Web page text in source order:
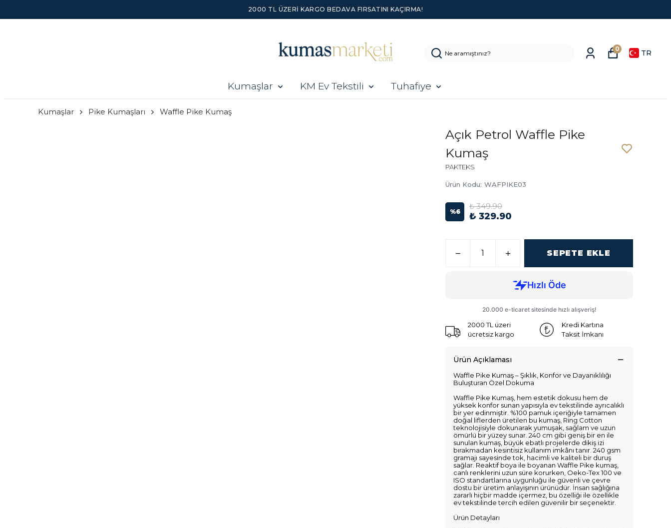
2000 TL ÜZERI KARGO BEDAVA FIRSATINI KAÇIRMA!
Kumaşlar KM Ev Tekstili Tuhafiye
0 TR
Kumaşlar Pike Kumaşları Waffle Pike Kumaş
Açık Petrol Waffle Pike
Kumaş
PAKTEKS
Ürün Kodu: WAFPIKE03
%6
₺ 349.90
₺ 329.90
SEPETE EKLE
2000 TL üzeri
ücretsiz kargo
Kredi Kartına
Taksit İmkanı
Ürün Açıklaması
Waffle Pike Kumaş – Şıklık, Konfor ve Dayanıklılığı
Buluşturan Özel Dokuma
Waffle Pike Kumaş, hem estetik dokusu hem de
yüksek konfor sunan yapısıyla ev tekstilinde ayrıcalıklı
bir yer edinmiştir. %100 pamuk içeriğiyle tamamen
doğal liflerden üretilen bu kumaş, Ring Cotton
teknolojisiyle dokunarak yumuşak, sağlam ve uzun
ömürlü bir yüzey sunar. 240 cm gibi geniş bir en ile
sunulan kumaş, büyük ebatlı projelerde dikiş izi
bırakmadan kesintisiz kullanım imkânı tanır. 240 gsm
gramajı sayesinde tok, hacimli ve kaliteli bir duruş
sağlar. Reaktif boya ile boyanan Waffle Pike kumaş,
canlı renklerini uzun süre korurken, Oeko-Tex 100 ve
ISO standartlarına uygunluğu ile güvenli ve çevre
dostu bir üretim anlayışının ürünüdür. İnsan sağlığına
zararlı hiçbir madde içermez, bu özelliği ile özellikle
ev tekstilinde tercih edilen güvenilir bir seçenektir.
Ürün Detayları